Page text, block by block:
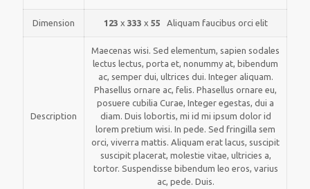
Dimension 123 x 333 x 55 Aliquam faucibus orci elit
Description
Maecenas wisi. Sed elementum, sapien sodales
lectus lectus, porta et, nonummy at, bibendum
ac, semper dui, ultrices dui. Integer aliquam.
Phasellus ornare ac, felis. Phasellus ornare eu,
posuere cubilia Curae, Integer egestas, dui a
diam. Duis lobortis, mi id mi ipsum dolor id
lorem pretium wisi. In pede. Sed fringilla sem
orci, viverra mattis. Aliquam erat lacus, suscipit
suscipit placerat, molestie vitae, ultricies a,
tortor. Suspendisse bibendum leo eros, varius
ac, pede. Duis.